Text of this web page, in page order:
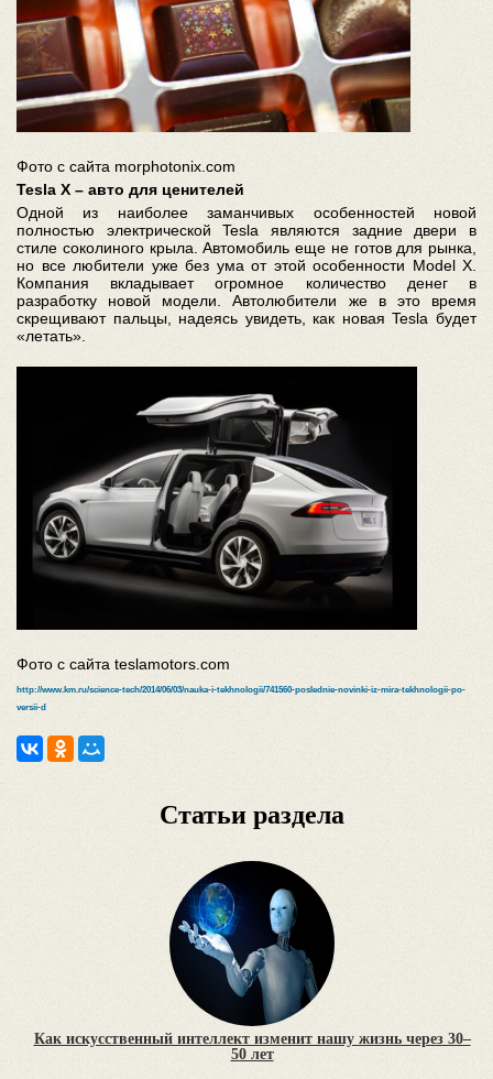
Фото с сайта morphotonix.com
Tesla X – авто для ценителей
Одной из наиболее заманчивых особенностей новой
полностью электрической Tesla являются задние двери в
стиле соколиного крыла. Автомобиль еще не готов для рынка,
но все любители уже без ума от этой особенности Model X.
Компания вкладывает огромное количество денег в
разработку новой модели. Автолюбители же в это время
скрещивают пальцы, надеясь увидеть, как новая Tesla будет
«летать».
Фото с сайта teslamotors.com
http://www.km.ru/science-tech/2014/06/03/nauka-i-tekhnologii/741560-poslednie-novinki-iz-mira-tekhnologii-po-
versii-d
Статьи раздела
Как искусственный интеллект изменит нашу жизнь через 30–
50 лет